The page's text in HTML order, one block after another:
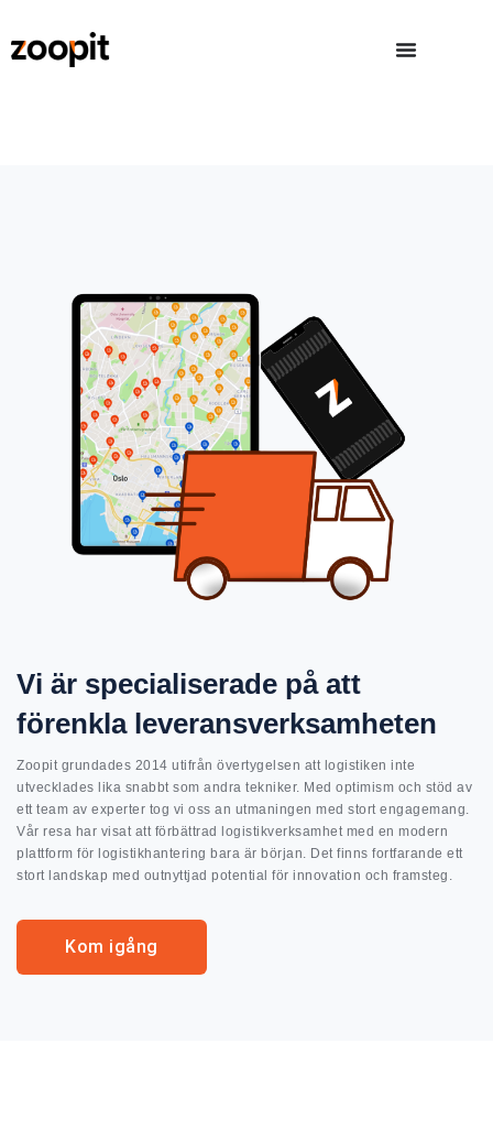
Vi är specialiserade på att
förenkla leveransverksamheten
Zoopit grundades 2014 utifrån övertygelsen att logistiken inte
utvecklades lika snabbt som andra tekniker. Med optimism och stöd av
ett team av experter tog vi oss an utmaningen med stort engagemang.
Vår resa har visat att förbättrad logistikverksamhet med en modern
plattform för logistikhantering bara är början. Det finns fortfarande ett
stort landskap med outnyttjad potential för innovation och framsteg.
Kom igång